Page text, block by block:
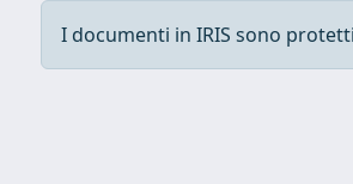
I documenti in IRIS sono